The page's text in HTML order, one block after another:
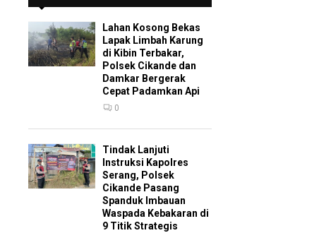
Lahan Kosong Bekas
Lapak Limbah Karung
di Kibin Terbakar,
Polsek Cikande dan
Damkar Bergerak
Cepat Padamkan Api
0
Tindak Lanjuti
Instruksi Kapolres
Serang, Polsek
Cikande Pasang
Spanduk Imbauan
Waspada Kebakaran di
9 Titik Strategis